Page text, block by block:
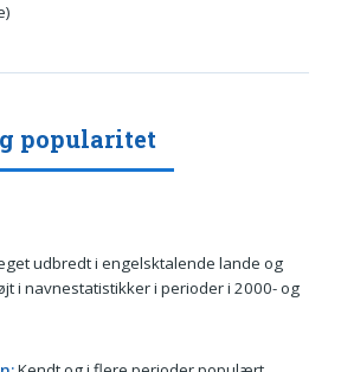
popularitet
udbredt i engelsktalende lande og
i navnestatistikker i perioder i 2000- og